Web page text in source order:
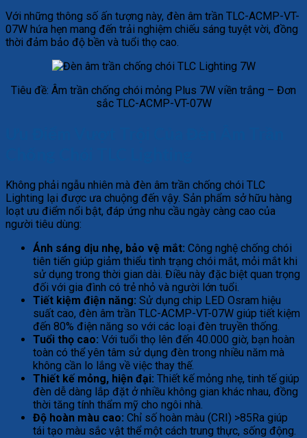
Với những thông số ấn tượng này, đèn âm trần TLC-ACMP-VT-
07W hứa hẹn mang đến trải nghiệm chiếu sáng tuyệt vời, đồng
thời đảm bảo độ bền và tuổi thọ cao.
Tiêu đề: Âm trần chống chói mỏng Plus 7W viền trắng – Đơn
sắc TLC-ACMP-VT-07W
Không phải ngẫu nhiên mà đèn âm trần chống chói TLC
Lighting lại được ưa chuộng đến vậy. Sản phẩm sở hữu hàng
loạt ưu điểm nổi bật, đáp ứng nhu cầu ngày càng cao của
người tiêu dùng:
Ánh sáng dịu nhẹ, bảo vệ mắt: Công nghệ chống chói
tiên tiến giúp giảm thiểu tình trạng chói mắt, mỏi mắt khi
sử dụng trong thời gian dài. Điều này đặc biệt quan trọng
đối với gia đình có trẻ nhỏ và người lớn tuổi.
Tiết kiệm điện năng: Sử dụng chip LED Osram hiệu
suất cao, đèn âm trần TLC-ACMP-VT-07W giúp tiết kiệm
đến 80% điện năng so với các loại đèn truyền thống.
Tuổi thọ cao: Với tuổi thọ lên đến 40.000 giờ, bạn hoàn
toàn có thể yên tâm sử dụng đèn trong nhiều năm mà
không cần lo lắng về việc thay thế.
Thiết kế mỏng, hiện đại: Thiết kế mỏng nhẹ, tinh tế giúp
đèn dễ dàng lắp đặt ở nhiều không gian khác nhau, đồng
thời tăng tính thẩm mỹ cho ngôi nhà.
Độ hoàn màu cao: Chỉ số hoàn màu (CRI) >85Ra giúp
tái tạo màu sắc vật thể một cách trung thực, sống động.